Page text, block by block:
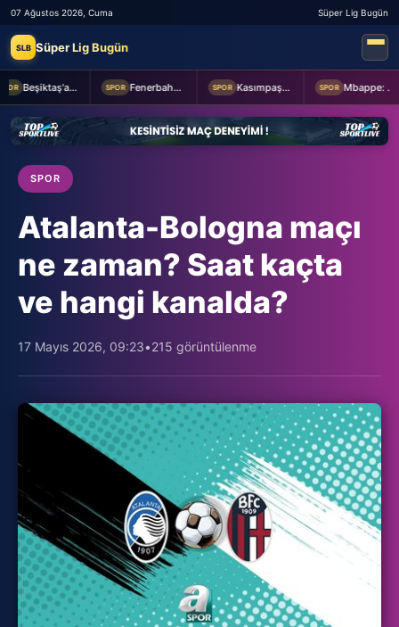
07 Ağustos 2026, Cuma Süper Lig Bugün
SLB Süper Lig Bugün
Beşiktaş'a Youssouf Fofana transferinde müjdeli haber! SPOR Fenerbahçe Başkanı Aziz Yıldırım, Sturm Graz maçı öncesi takımı ziyaret etti SPOR Kasımpaşa ile Hull City hazırlık maçında berabere kaldı SPOR Mbappe: Bahis reklamlarında oynamam
SPOR
Atalanta-Bologna maçı
ne zaman? Saat kaçta
ve hangi kanalda?
17 Mayıs 2026, 09:23•215 görüntülenme